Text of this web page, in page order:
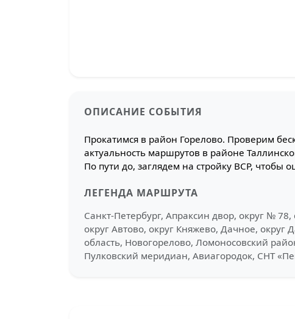
ОПИСАНИЕ СОБЫТИЯ
Прокатимся в район Горелово. Проверим
актуальность маршрутов в районе
По пути до, заглядем на стройку ВСР, чтобы
ЛЕГЕНДА МАРШРУТА
Санкт-Петербург, Апраксин двор, округ №
округ Автово, округ Княжево, Дачное, округ
область, Новогорелово, Ломоносовский
Пулковский меридиан, Авиагородок, СНТ